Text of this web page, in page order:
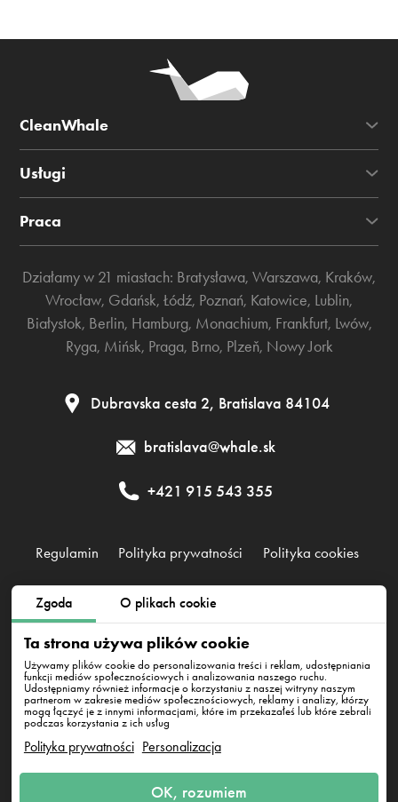
Zgoda O plikach cookie
Ta strona używa plików cookie
Używamy plików cookie do personalizowania treści i reklam, udostępniania
funkcji mediów społecznościowych i analizowania naszego ruchu.
Udostępniamy również informacje o korzystaniu z naszej witryny naszym
partnerom w zakresie mediów społecznościowych, reklamy i analizy, którzy
mogą łączyć je z innymi informacjami, które im przekazałeś lub które zebrali
podczas korzystania z ich usług
Polityka prywatności Personalizacja
OK, rozumiem
CleanWhale
Usługi
Praca
Działamy w 21 miastach: Bratysława, Warszawa, Kraków,
Wrocław, Gdańsk, Łódź, Poznań, Katowice, Lublin,
Białystok, Berlin, Hamburg, Monachium, Frankfurt, Lwów,
Ryga, Mińsk, Praga, Brno, Plzeň, Nowy Jork
Dubravska cesta 2, Bratislava 84104
bratislava@whale.sk
+421 915 543 355
Regulamin Polityka prywatności Polityka cookies
EMFI GROUP, s. r. o., IČO 52526941, DIČ 2121092325
Karpatské námestie 7770/10A 831 06 Bratislava - mestská časť
Rača
Napisz do nas